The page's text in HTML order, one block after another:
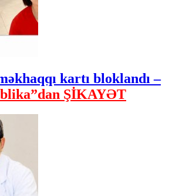
kartı bloklandı –
ŞİKAYƏT